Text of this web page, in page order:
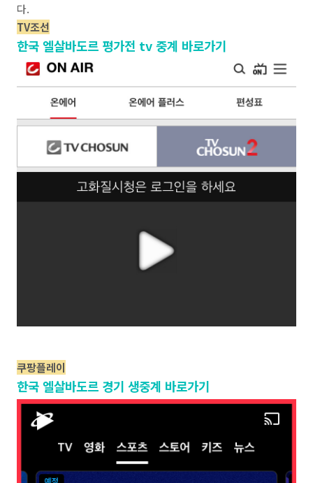
다.
TV조선
한국 엘살바도르 평가전 tv 중계 바로가기
쿠팡플레이
한국 엘살바도르 경기 생중계 바로가기